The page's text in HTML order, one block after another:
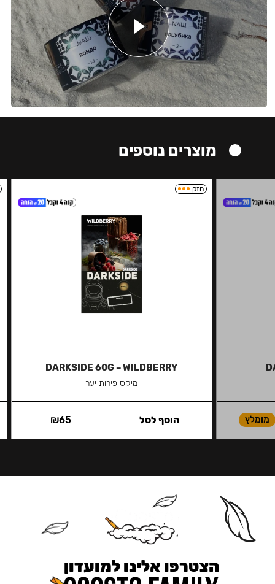
מוצרים נוספים
מומלץ
חזק
DARKSIDE 60G – WILDBERRY
מיקס פירות יער
₪65 הוסף לסל
הצטרפו אלינו למועדון